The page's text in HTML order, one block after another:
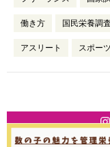
働き方 国民栄養調査
アスリート スポー